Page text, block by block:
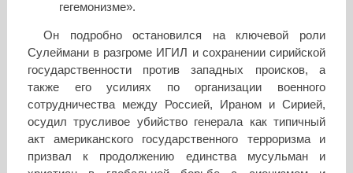
гегемонизме».
Он подробно остановился на ключевой роли
Сулеймани в разгроме ИГИЛ и сохранении сирийской
государственности против западных происков, а
также его усилиях по организации военного
сотрудничества между Россией, Ираном и Сирией,
осудил трусливое убийство генерала как типичный
акт американского государственного терроризма и
призвал к продолжению единства мусульман и